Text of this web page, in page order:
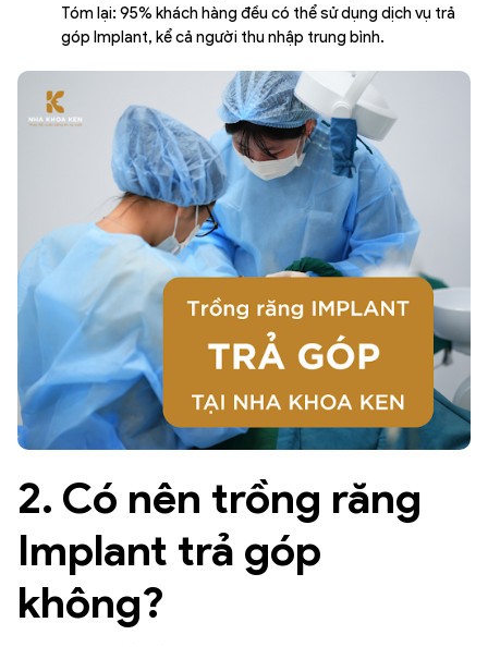
Tóm lại: 95% khách hàng đều có thể sử dụng dịch vụ trả
góp Implant, kể cả người thu nhập trung bình.
2. Có nên trồng răng
Implant trả góp
không?